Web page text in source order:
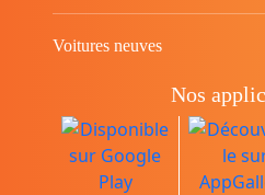
Voitures neuves
Nos